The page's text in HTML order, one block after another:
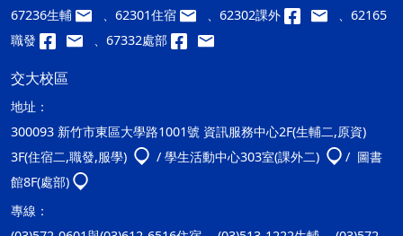
67236生輔
、62301住宿 、62302課外
、62165
職發
、67332處部
交大校區
地址：
300093 新竹市東區大學路1001號 資訊服務中心2F(生輔二,原資)
3F(住宿二,職發,服學)
/ 學生活動中心303室(課外二)
/ 圖書
館8F(處部)
專線：